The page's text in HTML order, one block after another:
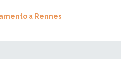
a Rennes